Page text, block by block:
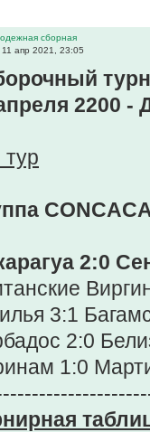
сборная
11 апр 2021, 23:05
2200 -
тур
2:0
3:1
2:0
1:0